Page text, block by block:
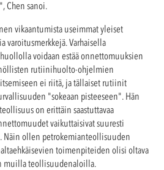
Chen sanoi.
vikaantumista useimmat yleiset
varoitusmerkkejä. Varhaisella
voidaan estää onnettomuuksien
rutiinihuolto-ohjelmien
ei riitä, ja tällaiset rutiinit
"sokeaan pisteeseen". Hän
on erittäin saastuttavaa
vaikuttaisivat suuresti
Näin ollen petrokemianteollisuuden
toimenpiteiden olisi oltava
muilla teollisuudenaloilla.